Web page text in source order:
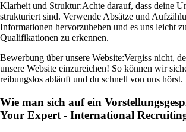
Klarheit und Struktur:Achte darauf, dass deine
strukturiert sind. Verwende Absätze und
Informationen hervorzuheben und es uns leicht
Qualifikationen zu erkennen.
Bewerbung über unsere Website:Vergiss nicht,
unsere Website einzureichen! So können wir
reibungslos abläuft und du schnell von uns hörst.
Wie man sich auf ein
Your Expert - International